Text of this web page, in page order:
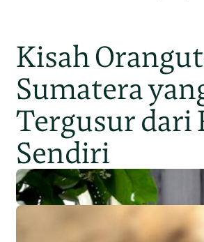
Kisah
Sumatera
Tergusur dari
Sendiri